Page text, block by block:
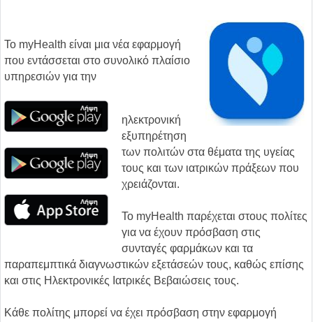
Το myHealth είναι μια νέα εφαρμογή
που εντάσσεται στο συνολικό πλαίσιο
υπηρεσιών για την
ηλεκτρονική
εξυπηρέτηση
των πολιτών στα θέματα της υγείας
τους και των ιατρικών πράξεων που
χρειάζονται.
Το myHealth παρέχεται στους πολίτες
για να έχουν πρόσβαση στις
συνταγές φαρμάκων και τα
παραπεμπτικά διαγνωστικών εξετάσεών τους, καθώς επίσης
και στις Ηλεκτρονικές Ιατρικές Βεβαιώσεις τους.
Κάθε πολίτης μπορεί να έχει πρόσβαση στην εφαρμογή